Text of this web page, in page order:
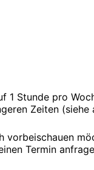
1 Stunde pro
Zeiten (siehe
vorbeischauen
Termin